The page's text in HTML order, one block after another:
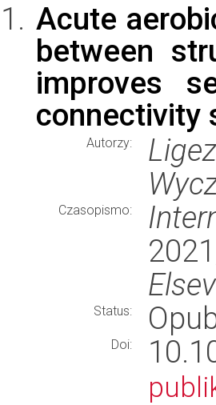
Acute
between
improves
connectivity
Autorzy:
Czasopismo:
Status:
Doi: